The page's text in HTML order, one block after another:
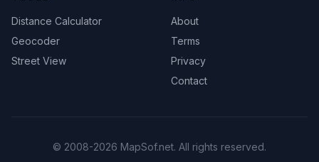
Distance Calculator
Geocoder
Street View
About
Terms
Privacy
Contact
© 2008-2026 MapSof.net. All rights reserved.